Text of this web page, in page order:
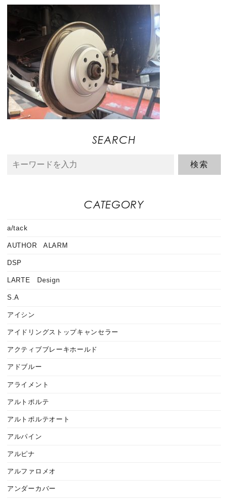
SEARCH
CATEGORY
a/tack
AUTHOR ALARM
DSP
LARTE Design
S.A
アイシン
アイドリングストップキャンセラー
アクティブブレーキホールド
アドブルー
アライメント
アルトポルテ
アルトポルテオート
アルパイン
アルピナ
アルファロメオ
アンダーカバー